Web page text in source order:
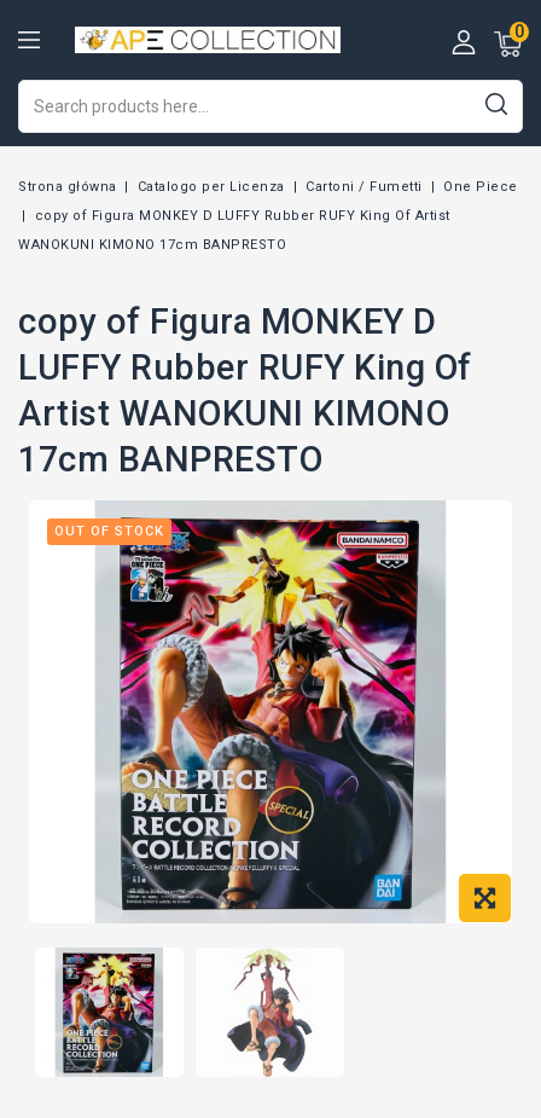
0
Strona główna Catalogo per Licenza Cartoni / Fumetti
One Piece
copy of Figura MONKEY D LUFFY Rubber RUFY King Of Artist
WANOKUNI KIMONO 17cm BANPRESTO
copy of Figura MONKEY D
LUFFY Rubber RUFY King Of
Artist WANOKUNI KIMONO
17cm BANPRESTO
OUT OF STOCK